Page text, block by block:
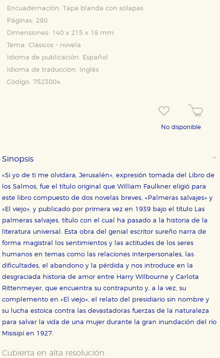
Encuadernación: Tapa blanda con solapas
Páginas: 280
Dimensiones: 140 x 215 x 18 mm
Tema: Clásicos - novela
Idioma de publicación:
Español
Idioma de traducción:
Inglés
Código: 7523004
No disponible
Sinopsis
«Si yo de ti me olvidara, Jerusalén», expresión tomada del Libro de
los Salmos, fue el título original que William Faulkner eligió para
este libro compuesto de dos novelas breves, «Palmeras salvajes» y
«El viejo», y publicado por primera vez en 1939 bajo el título Las
palmeras salvajes, título con el cual ha pasado a la historia de la
literatura universal. Esta obra del genial escritor sureño narra de
forma magistral los sentimientos y las actitudes de los seres
humanos en temas como las relaciones interpersonales, las
dificultades, el abandono y la pérdida y nos introduce en la
desgraciada historia de amor entre Harry Wilbourne y Carlota
Rittenmeyer, que encuentra su contrapunto y, a la vez, su
complemento en «El viejo», el relato del presidiario sin nombre y
su lucha estoica contra las devastadoras fuerzas de la naturaleza
para salvar la vida de una mujer durante la gran inundación del río
Misisipí en 1927.
Cubierta en alta resolución
CONFIGURACIÓN DE COOKIES
Cookies necesarias
Estas cookies son necesarias para que nuestro sitio
web funcione y no es posible deshabilitarlas desde
nuestro sistema. Es posible hacerlo desde el
navegador, pero en ese caso es posible que algunas
áreas de nuestra web dejen de funcionar
correctamente.
Estas cookies se utilizan para mejorar su experiencia
de navegación y optimizar el funcionamiento de
nuestro sitio web. Almacenan configuraciones de
servicios para que no tenga que reconfigurarlos cada
vez que nos visita. La información es agregada y, por lo
tanto, es anónima.
Cookies de publicidad y redes sociales
Estas cookies son gestionadas por nuestros socios
relevante para sus intereses en otros sitios. No
que se basan en la identificación única de su